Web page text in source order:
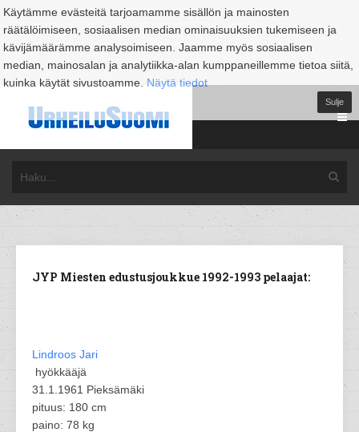
Käytämme evästeitä tarjoamamme sisällön ja mainosten
räätälöimiseen, sosiaalisen median ominaisuuksien tukemiseen ja
kävijämäärämme analysoimiseen. Jaamme myös sosiaalisen
median, mainosalan ja analytiikka-alan kumppaneillemme tietoa siitä,
kuinka käytät sivustoamme. Näytä tiedot
Sulje
JYP Miesten edustusjoukkue 1992-1993 pelaajat:
Lindroos Jari
hyökkääjä
31.1.1961 Pieksämäki
pituus: 180 cm
paino: 78 kg